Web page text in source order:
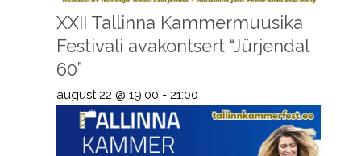
XXII Tallinna Kammermuusika
Festivali avakontsert “Jürjendal
60”
august 22 @ 19:00 - 21:00